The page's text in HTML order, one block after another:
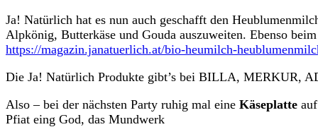
Ja! Natürlich hat es nun auch geschafft den
Alpkönig, Butterkäse und Gouda auszuweiten. Ebenso
https://magazin.janatuerlich.at/bio-heumilch-
Die Ja! Natürlich Produkte gibt’s bei BILLA, MERKUR,
Also – bei der nächsten Party ruhig mal eine Käseplatte
Pfiat eing God, das Mundwerk